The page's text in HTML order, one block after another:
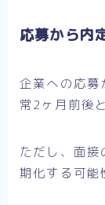
応募から内
企業への応
常2ヶ月前後
ただし、面
期化する可能